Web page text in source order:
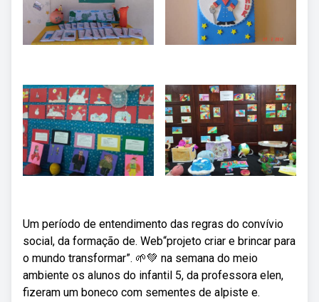
Um período de entendimento das regras do convívio
social, da formação de. Web“projeto criar e brincar para
o mundo transformar”. 🌱💚 na semana do meio
ambiente os alunos do infantil 5, da professora elen,
fizeram um boneco com sementes de alpiste e.